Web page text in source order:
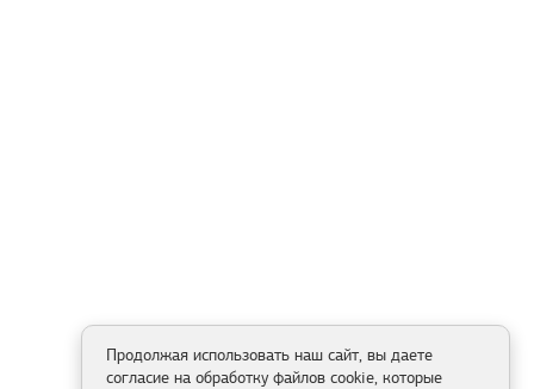
Продолжая использовать наш сайт, вы даете
согласие на обработку файлов cookie, которые